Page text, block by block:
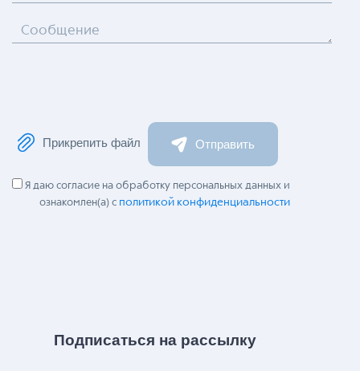
Сообщение
Прикрепить файл Отправить
Я даю согласие на обработку персональных данных и
ознакомлен(а) с политикой конфиденциальности
Подписаться на рассылку